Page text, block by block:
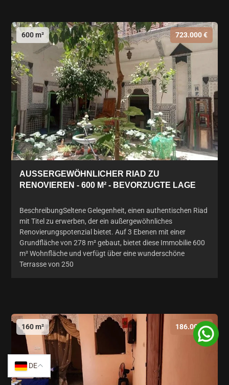
600 m² 723.000 €
AUSSERGEWÖHNLICHER RIAD ZU R
ENOVIEREN - 600 M² - BEVORZUGTE LAGE
BeschreibungSeltene Gelegenheit, einen authentischen Riad
mit Titel zu erwerben, der ein außergewöhnliches
Renovierungspotenzial bietet. Auf 3 Ebenen mit einer
Grundfläche von 278 m² gebaut, bietet diese Immobilie 600
m² Wohnfläche und verfügt über eine wunderschöne
Terrasse von 250
160 m² 186.000 €
DE